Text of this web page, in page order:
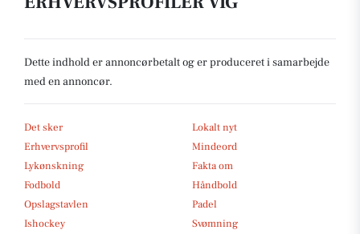
Dette indhold er annoncørbetalt og er produceret i samarbejde
med en annoncør.
Det sker
Lokalt nyt
Erhvervsprofil
Mindeord
Lykønskning
Fakta om
Fodbold
Håndbold
Opslagstavlen
Padel
Ishockey
Svømning